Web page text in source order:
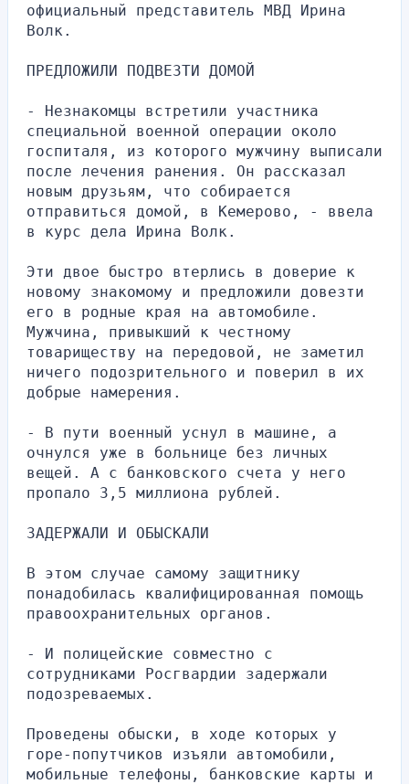
официальный представитель МВД Ирина
Волк.
ПРЕДЛОЖИЛИ ПОДВЕЗТИ ДОМОЙ
- Незнакомцы встретили участника
специальной военной операции около
госпиталя, из которого мужчину выписали
после лечения ранения. Он рассказал
новым друзьям, что собирается
отправиться домой, в Кемерово, - ввела
в курс дела Ирина Волк.
Эти двое быстро втерлись в доверие к
новому знакомому и предложили довезти
его в родные края на автомобиле.
Мужчина, привыкший к честному
товариществу на передовой, не заметил
ничего подозрительного и поверил в их
добрые намерения.
- В пути военный уснул в машине, а
очнулся уже в больнице без личных
вещей. А с банковского счета у него
пропало 3,5 миллиона рублей.
ЗАДЕРЖАЛИ И ОБЫСКАЛИ
В этом случае самому защитнику
понадобилась квалифицированная помощь
правоохранительных органов.
- И полицейские совместно с
сотрудниками Росгвардии задержали
подозреваемых.
Проведены обыски, в ходе которых у
горе-попутчиков изъяли автомобили,
мобильные телефоны, банковские карты и